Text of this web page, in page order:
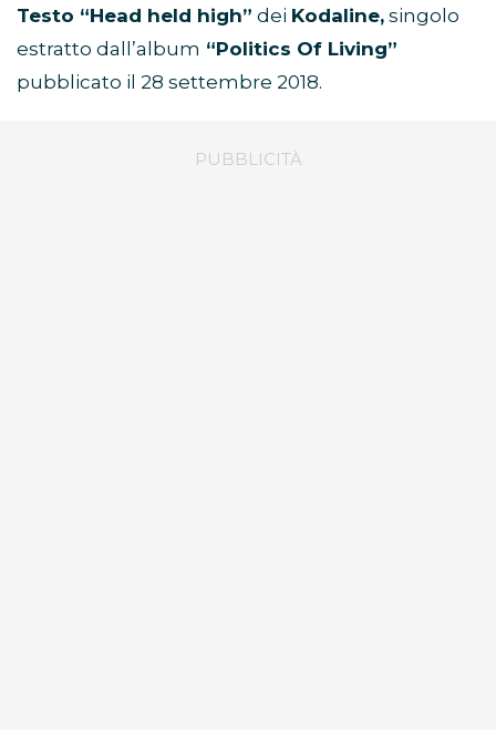
Testo “Head held high” dei Kodaline, singolo
estratto dall’album “Politics Of Living”
pubblicato il 28 settembre 2018.